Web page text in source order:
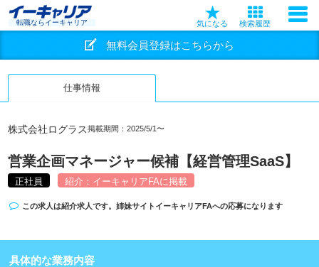
転職ならイーキャリア 気になる 検索履歴
無料会員登録はこちらから
仕事情報
株式会社ログラス掲載期間：2025/5/1〜
営業企画マネージャー候補【経営管理SaaS】
正社員 紹介：イーキャリアFAに掲載
この求人は紹介求人です。姉妹サイト イーキャリアFAへの応募になります
具体的な業務内容